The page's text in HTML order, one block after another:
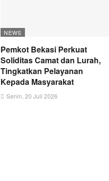
NEWS
Pemkot Bekasi Perkuat
Soliditas Camat dan Lurah,
Tingkatkan Pelayanan
Kepada Masyarakat
Senin, 20 Juli 2026